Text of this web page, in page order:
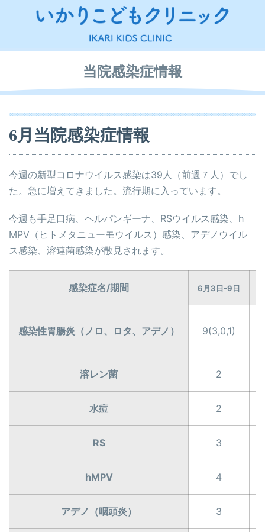
当院感染症情報
6月当院感染症情報
今週の新型コロナウイルス感染は39人（前週７人）でし
た。急に増えてきました。流行期に入っています。
今週も手足口病、ヘルパンギーナ、RSウイルス感染、h
MPV（ヒトメタニューモウイルス）感染、アデノウイル
ス感染、溶連菌感染が散見されます。
感染症名/期間 6月3日-9日
感染性胃腸炎（ノロ、ロタ、アデノ） 9(3,0,1)
溶レン菌 2
水痘 2
RS 3
hMPV 4
アデノ（咽頭炎） 3